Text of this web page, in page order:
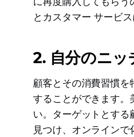
とカスタマー サービ
2. 自分のニッ
顧客とその消費習慣
することができます。
い。ターゲットとす
見つけ、オンライン